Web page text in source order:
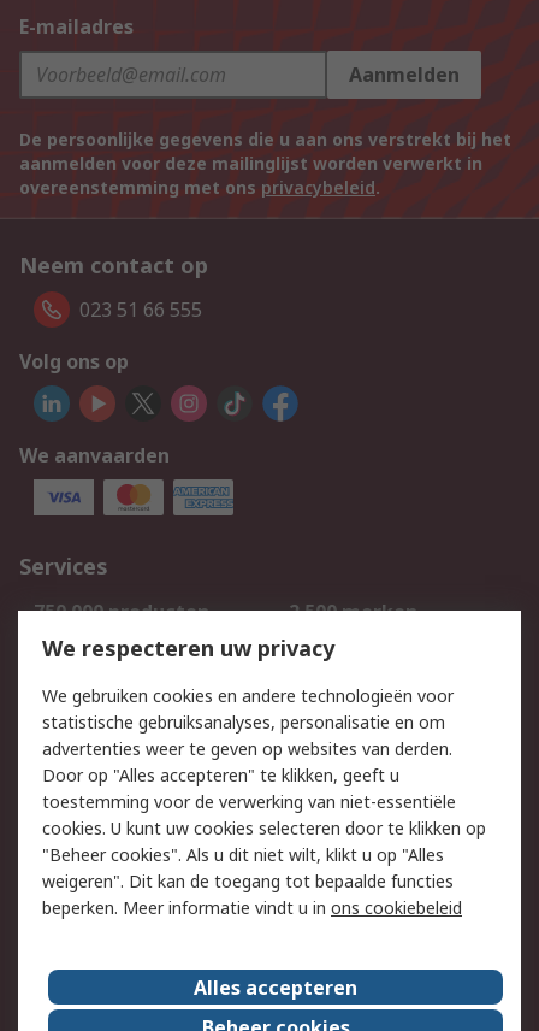
E-mailadres
Aanmelden
De persoonlijke gegevens die u aan ons verstrekt bij het
aanmelden voor deze mailinglijst worden verwerkt in
overeenstemming met ons privacybeleid.
Neem contact op
023 51 66 555
Volg ons op
We aanvaarden
Services
750.000 producten
2.500 merken
Bestellen
Inkoopoplossingen
Track & Trace
Wettelijk
Cookiebeleid
Email veiligheid
Privacybeleid
Websitevoorwaarden
Algemene
verkoopvoorwaarden
Over RS
RS Group Over ons
We respecteren uw privacy
We gebruiken cookies en andere technologieën voor
statistische gebruiksanalyses, personalisatie en om
advertenties weer te geven op websites van derden.
Door op "Alles accepteren" te klikken, geeft u
toestemming voor de verwerking van niet-essentiële
cookies. U kunt uw cookies selecteren door te klikken op
"Beheer cookies". Als u dit niet wilt, klikt u op "Alles
weigeren". Dit kan de toegang tot bepaalde functies
beperken. Meer informatie vindt u in ons cookiebeleid
Alles accepteren